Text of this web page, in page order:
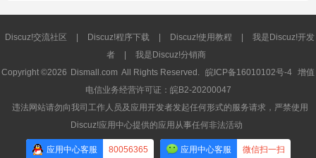
Discuz!交流社区 Discuz!程序下载 Discuz!使用教程
我是Discuz!开发
者
我是Discuz!分销商
Copyright ©2026 Dismall.com All Rights Reserved. 皖ICP备16010102号-4 增值
电信业务经营许可证：皖B2-20200047
违法网站请勿向我司工作人员及应用开发者发起任何形式的服务请求，严禁使用
Discuz!应用中心提供的应用从事任何非法活动
应用中心客服 80056365 应用中心客服 微信扫一扫